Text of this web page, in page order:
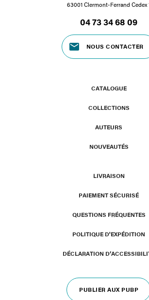
63001 Clermont-Ferrand Cedex
04 73 34 68 09
NOUS CONTACTER
CATALOGUE
COLLECTIONS
AUTEURS
NOUVEAUTÉS
LIVRAISON
PAIEMENT SÉCURISÉ
QUESTIONS FRÉQUENTES
POLITIQUE D'EXPÉDITION
DÉCLARATION
PUBLIER AUX PUBP